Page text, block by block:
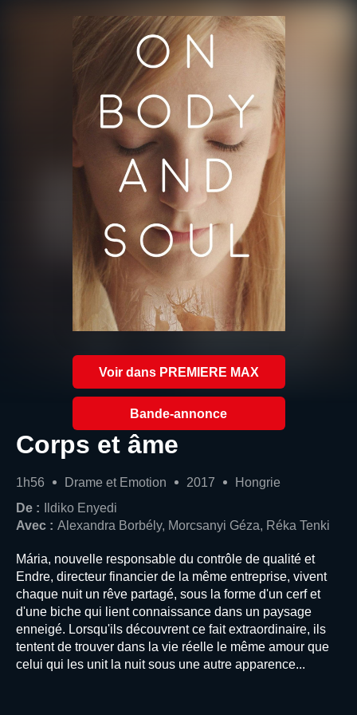
Voir dans PREMIERE MAX
Bande-annonce
Corps et âme
1h56 Drame et Emotion 2017
Hongrie
De : Ildiko Enyedi
Avec : Alexandra Borbély, Morcsanyi Géza, Réka Tenki
Mária, nouvelle responsable du contrôle de qualité et
Endre, directeur financier de la même entreprise, vivent
chaque nuit un rêve partagé, sous la forme d'un cerf et
d'une biche qui lient connaissance dans un paysage
enneigé. Lorsqu'ils découvrent ce fait extraordinaire, ils
tentent de trouver dans la vie réelle le même amour que
celui qui les unit la nuit sous une autre apparence...